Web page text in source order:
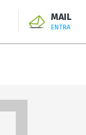
SEARCH
MAIL
ENTRA